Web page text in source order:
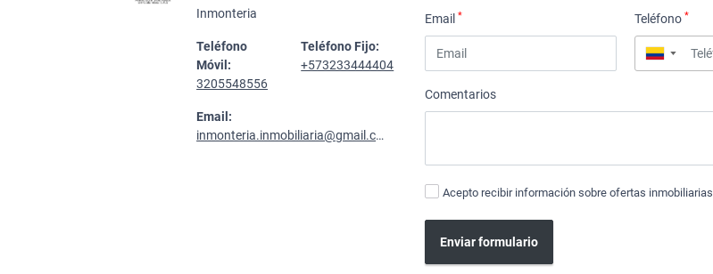
Inmonteria
Teléfono
Móvil:
3205548556
Teléfono Fijo:
+573233444404
Email:
inmonteria.inmobiliaria@gmail.com
Email* Teléfono*
▼
Comentarios
Acepto recibir información sobre ofertas inmobiliarias
Enviar formulario